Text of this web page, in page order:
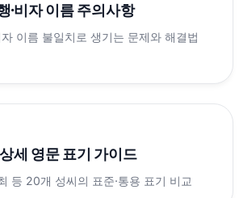
·비자 이름 주의사항
자 이름 불일치로 생기는 문제와 해결법
세 영문 표기 가이드
최 등 20개 성씨의 표준·통용 표기 비교